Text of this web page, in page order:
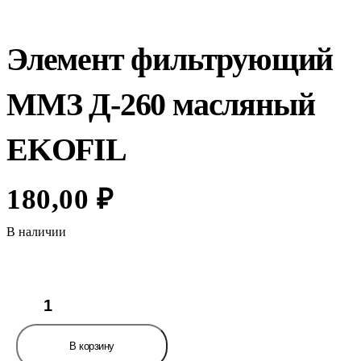
Элемент фильтрующий
ММЗ Д-260 масляный
EKOFIL
180,00₽
В наличии
Элемент
фильтрующий
ММЗ
В корзину